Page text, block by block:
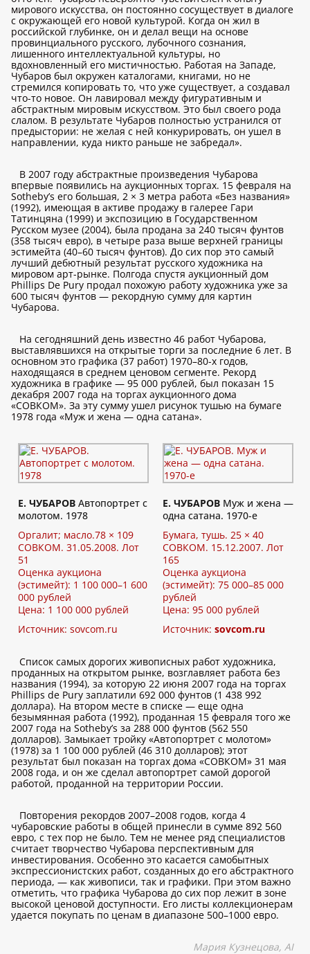
мирового искусства, он постоянно сосуществует в диалоге
с окружающей его новой культурой. Когда он жил в
российской глубинке, он и делал вещи на основе
провинциального русского, лубочного сознания,
лишенного интеллектуальной культуры, но
вдохновленный его мистичностью. Работая на Западе,
Чубаров был окружен каталогами, книгами, но не
стремился копировать то, что уже существует, а создавал
что-то новое. Он лавировал между фигуративным и
абстрактным мировым искусством. Это был своего рода
слалом. В результате Чубаров полностью устранился от
предыстории: не желая с ней конкурировать, он ушел в
направлении, куда никто раньше не забредал».
В 2007 году абстрактные произведения Чубарова
впервые появились на аукционных торгах. 15 февраля на
Sotheby’s его большая, 2 × 3 метра работа «Без названия»
(1992), имеющая в активе продажу в галерее Гари
Татинцяна (1999) и экспозицию в Государственном
Русском музее (2004), была продана за 240 тысяч фунтов
(358 тысяч евро), в четыре раза выше верхней границы
эстимейта (40–60 тысяч фунтов). До сих пор это самый
лучший дебютный результат русского художника на
мировом арт-рынке. Полгода спустя аукционный дом
Phillips De Pury продал похожую работу художника уже за
600 тысяч фунтов — рекордную сумму для картин
Чубарова.
На сегодняшний день известно 46 работ Чубарова,
выставлявшихся на открытые торги за последние 6 лет. В
основном это графика (37 работ) 1970–80-х годов,
находящаяся в среднем ценовом сегменте. Рекорд
художника в графике — 95 000 рублей, был показан 15
декабря 2007 года на торгах аукционного дома
«СОВКОМ». За эту сумму ушел рисунок тушью на бумаге
1978 года «Муж и жена — одна сатана».
Е. ЧУБАРОВ Автопортрет с
молотом. 1978
Оргалит; масло.78 × 109
СОВКОМ. 31.05.2008. Лот
51
Оценка аукциона
(эстимейт): 1 100 000–1 600
000 рублей
Цена: 1 100 000 рублей
Источник: sovcom.ru
Е. ЧУБАРОВ Муж и жена —
одна сатана. 1970-е
Бумага, тушь. 25 × 40
СОВКОМ. 15.12.2007. Лот
165
Оценка аукциона
(эстимейт): 75 000–85 000
рублей
Цена: 95 000 рублей
Источник: sovcom.ru
Список самых дорогих живописных работ художника,
проданных на открытом рынке, возглавляет работа без
названия (1994), за которую 22 июня 2007 года на торгах
Phillips de Pury заплатили 692 000 фунтов (1 438 992
доллара). На втором месте в списке — еще одна
безымянная работа (1992), проданная 15 февраля того же
2007 года на Sotheby’s за 288 000 фунтов (562 550
долларов). Замыкает тройку «Автопортрет с молотом»
(1978) за 1 100 000 рублей (46 310 долларов); этот
результат был показан на торгах дома «СОВКОМ» 31 мая
2008 года, и он же сделал автопортрет самой дорогой
работой, проданной на территории России.
Повторения рекордов 2007–2008 годов, когда 4
чубаровские работы в общей принесли в сумме 892 560
евро, с тех пор не было. Тем не менее ряд специалистов
считает творчество Чубарова перспективным для
инвестирования. Особенно это касается самобытных
экспрессионистских работ, созданных до его абстрактного
периода, — как живописи, так и графики. При этом важно
отметить, что графика Чубарова до сих пор лежит в зоне
высокой ценовой доступности. Его листы коллекционерам
удается покупать по ценам в диапазоне 500–1000 евро.
Мария Кузнецова, AI